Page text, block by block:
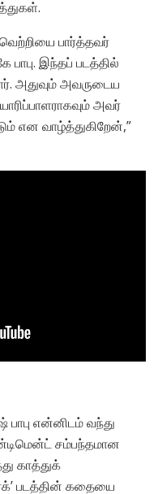
வெற்றியை பார்த்தவர்
இந்தப் படத்தில்
அதுவும் அவருடைய
அவர்
என வாழ்த்துகிறேன்,”
என்னிடம் வந்து
சம்பந்தமான
காத்துக்
படத்தின் கதையை